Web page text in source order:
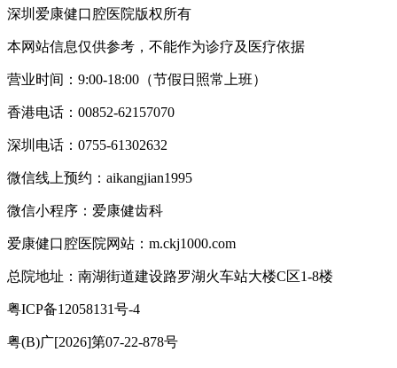
深圳爱康健口腔医院版权所有
本网站信息仅供参考，不能作为诊疗及医疗依据
营业时间：9:00-18:00（节假日照常上班）
香港电话：00852-62157070
深圳电话：0755-61302632
微信线上预约：aikangjian1995
微信小程序：爱康健齿科
爱康健口腔医院网站：m.ckj1000.com
总院地址：南湖街道建设路罗湖火车站大楼C区1-8楼
粤ICP备12058131号-4
粤(B)广[2026]第07-22-878号